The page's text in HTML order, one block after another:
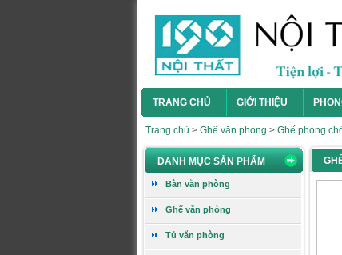
TRANG CHỦ GIỚI THIỆU
Trang chủ > Ghế văn phòng > Ghế phòng
DANH MỤC SẢN PHẨM
Bàn văn phòng
Ghế văn phòng
Tủ văn phòng
Giá:394.000 VNĐ
Xem chi tiết